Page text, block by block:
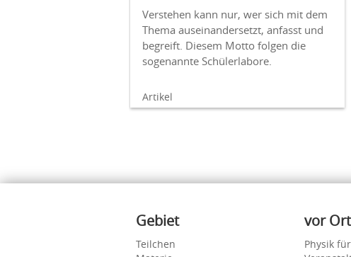
Verstehen kann nur, wer sich mit dem
Thema auseinandersetzt, anfasst und
begreift. Diesem Motto folgen die
sogenannte Schülerlabore.
Artikel
Inhalte
Gebiet
Teilchen
vor Ort
Physik